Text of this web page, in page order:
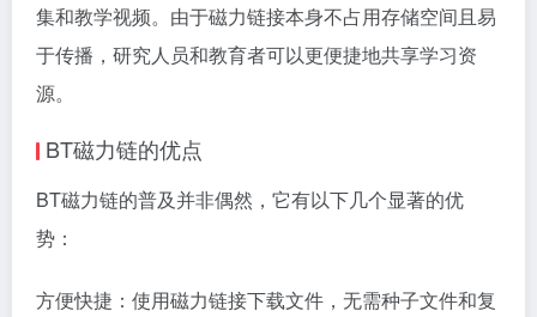
集和教学视频。由于磁力链接本身不占用存储空间且易
于传播，研究人员和教育者可以更便捷地共享学习资
源。
BT磁力链的优点
BT磁力链的普及并非偶然，它有以下几个显著的优
势：
方便快捷：使用磁力链接下载文件，无需种子文件和复